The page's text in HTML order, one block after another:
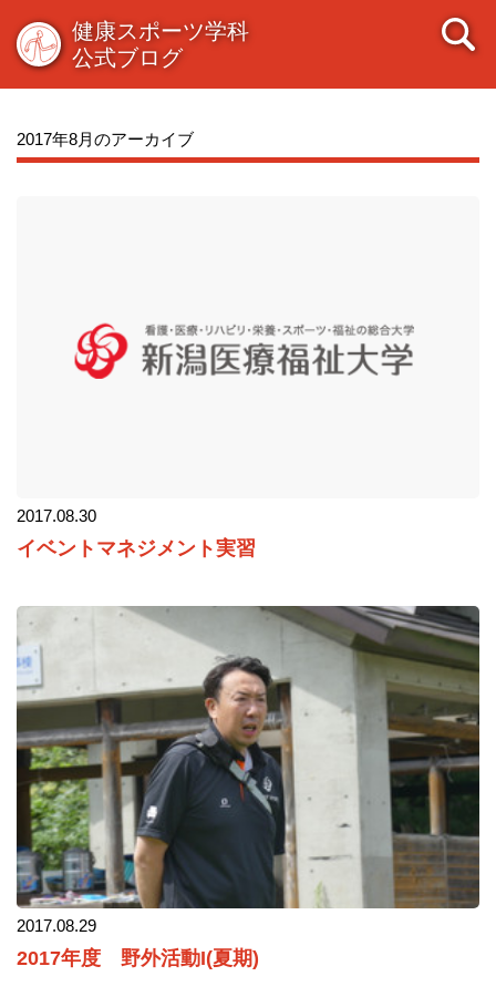
健康スポーツ学科
公式ブログ
2017年8月のアーカイブ
2017.08.30
イベントマネジメント実習
2017.08.29
2017年度 野外活動I(夏期)